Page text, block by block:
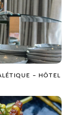
– HÔTEL